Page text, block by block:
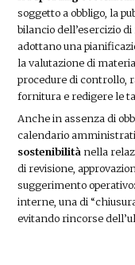
soggetto a obbligo, la
bilancio dell’esercizio
adottano una
la valutazione di
procedure di controllo,
fornitura e redigere le
Anche in assenza di
calendario
sostenibilità nella
di revisione,
suggerimento
interne, una di
evitando rincorse